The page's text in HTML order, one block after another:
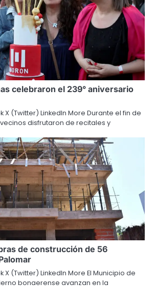
celebraron el 239° aniversario
X (Twitter) LinkedIn More Durante el fin de
disfrutaron de recitales y
de construcción de 56
X (Twitter) LinkedIn More El Municipio de
bonaerense avanzan en la